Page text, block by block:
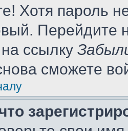
Хотя пароль
Перейдите
ссылку
сможете